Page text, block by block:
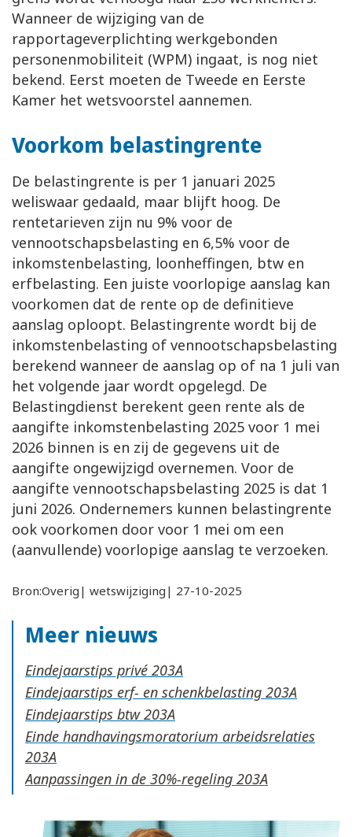
Wanneer de wijziging van de
rapportageverplichting werkgebonden
personenmobiliteit (WPM) ingaat, is nog niet
bekend. Eerst moeten de Tweede en Eerste
Kamer het wetsvoorstel aannemen.
Voorkom belastingrente
De belastingrente is per 1 januari 2025
weliswaar gedaald, maar blijft hoog. De
rentetarieven zijn nu 9% voor de
vennootschapsbelasting en 6,5% voor de
inkomstenbelasting, loonheffingen, btw en
erfbelasting. Een juiste voorlopige aanslag kan
voorkomen dat de rente op de definitieve
aanslag oploopt. Belastingrente wordt bij de
inkomstenbelasting of vennootschapsbelasting
berekend wanneer de aanslag op of na 1 juli van
het volgende jaar wordt opgelegd. De
Belastingdienst berekent geen rente als de
aangifte inkomstenbelasting 2025 voor 1 mei
2026 binnen is en zij de gegevens uit de
aangifte ongewijzigd overnemen. Voor de
aangifte vennootschapsbelasting 2025 is dat 1
juni 2026. Ondernemers kunnen belastingrente
ook voorkomen door voor 1 mei om een
(aanvullende) voorlopige aanslag te verzoeken.
Bron:Overig| wetswijziging| 27-10-2025
Meer nieuws
Eindejaarstips privé
Eindejaarstips erf- en schenkbelasting
Eindejaarstips btw
Einde handhavingsmoratorium arbeidsrelaties
Aanpassingen in de 30%-regeling